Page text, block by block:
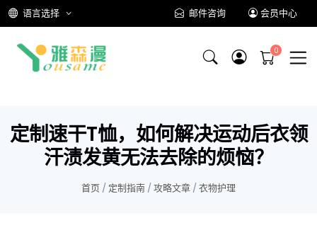
语言选择 邮件咨询 会员中心
定制速干T恤，如何解决运动后衣领
汗渍发黄无法去除的烦恼？
首页 / 定制指南 / 攻略文章 / 衣物护理